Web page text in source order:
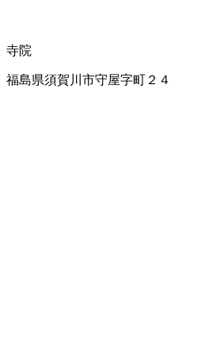
寺院
福島県須賀川市守屋字町２４